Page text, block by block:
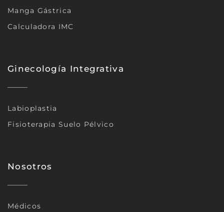
Manga Gástrica
Calculadora IMC
Ginecología Integrativa
Labioplastia
Fisioterapia Suelo Pélvico
Nosotros
Médicos